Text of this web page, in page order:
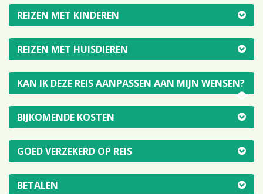
REIZEN MET KINDEREN
REIZEN MET HUISDIEREN
KAN IK DEZE REIS AANPASSEN AAN MIJN WENSEN?
BIJKOMENDE KOSTEN
GOED VERZEKERD OP REIS
BETALEN